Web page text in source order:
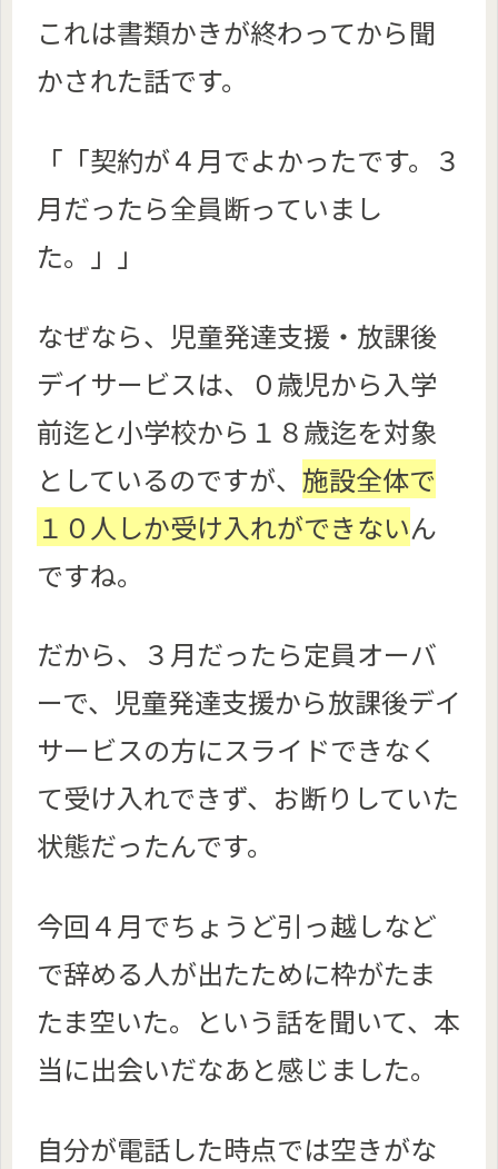
これは書類かきが終わってから聞
かされた話です。
「「契約が４月でよかったです。３
月だったら全員断っていまし
た。」」
なぜなら、児童発達支援・放課後
デイサービスは、０歳児から入学
前迄と小学校から１８歳迄を対象
としているのですが、 施設全体で
１０人しか受け入れができないん
ですね。
だから、３月だったら定員オーバ
ーで、児童発達支援から放課後デイ
サービスの方にスライドできなく
て受け入れできず、お断りしていた
状態だったんです。
今回４月でちょうど引っ越しなど
で辞める人が出たために枠がたま
たま空いた。という話を聞いて、本
当に出会いだなあと感じました。
自分が電話した時点では空きがな